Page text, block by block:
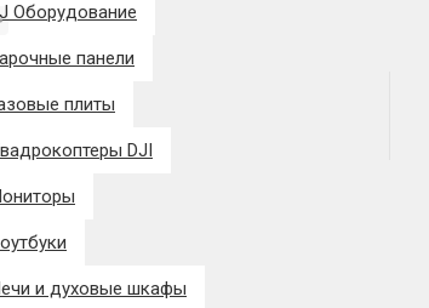
Оборудование
панели
плиты
DJI
и духовые шкафы